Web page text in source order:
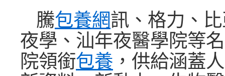
騰包養網訊、格力、
夜學、汕年夜醫學院等
院領銜包養 ，供給涵蓋